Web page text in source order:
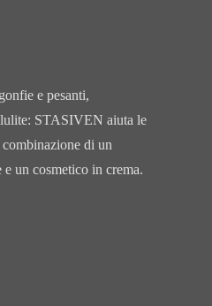
e pesanti,
STASIVEN aiuta le
di un
un cosmetico in crema.